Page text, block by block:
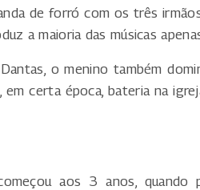
de forró com os três
a maioria das músicas
o menino também
certa época, bateria na
aos 3 anos, quando